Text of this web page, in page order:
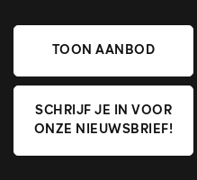
TOON AANBOD
SCHRIJF JE IN VOOR
ONZE NIEUWSBRIEF!